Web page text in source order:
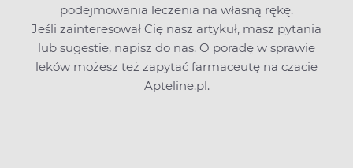
podejmowania leczenia na własną rękę.
Jeśli zainteresował Cię nasz artykuł, masz pytania
lub sugestie, napisz do nas. O poradę w sprawie
leków możesz też zapytać farmaceutę na czacie
Apteline.pl.